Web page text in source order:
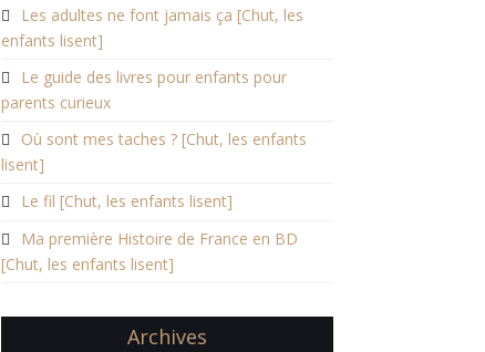
Les adultes ne font jamais ça [Chut, les
enfants lisent]
Le guide des livres pour enfants pour
parents curieux
Où sont mes taches ? [Chut, les enfants
lisent]
Le fil [Chut, les enfants lisent]
Ma première Histoire de France en BD
[Chut, les enfants lisent]
Archives